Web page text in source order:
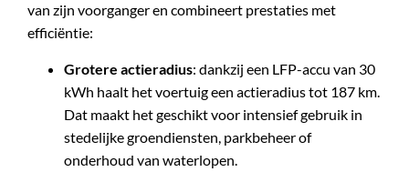
van zijn voorganger en combineert prestaties met
efficiëntie:
Grotere actieradius: dankzij een LFP-accu van 30
kWh haalt het voertuig een actieradius tot 187 km.
Dat maakt het geschikt voor intensief gebruik in
stedelijke groendiensten, parkbeheer of
onderhoud van waterlopen.